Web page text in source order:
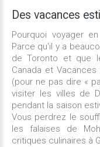
Des vacances
Pourquoi voyager
Parce qu'il y a
de Toronto et que
Canada et
(pour ne pas dire «
visiter les villes de
pendant la saison
Vous perdrez le
les falaises de
critiques culinaires à